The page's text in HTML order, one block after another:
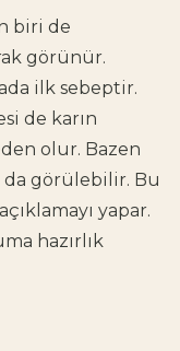
biri de
görünür.
ilk sebeptir.
de karın
olur. Bazen
da görülebilir. Bu
yapar.
hazırlık